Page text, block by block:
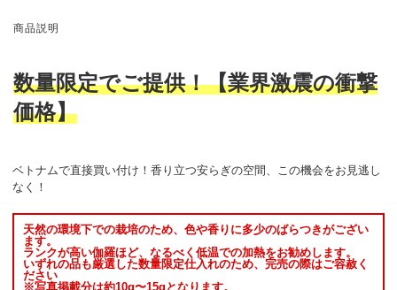
商品説明
数量限定でご提供！【業界激震の衝撃
価格】
ベトナムで直接買い付け！香り立つ安らぎの空間、この機会をお見逃し
なく！
天然の環境下での栽培のため、色や香りに多少のばらつきがござい
ます。
ランクが高い伽羅ほど、なるべく低温での加熱をお勧めします。
いずれの品も厳選した数量限定仕入れのため、完売の際はご容赦く
ださい
※写真掲載分は約10g〜15gとなります。